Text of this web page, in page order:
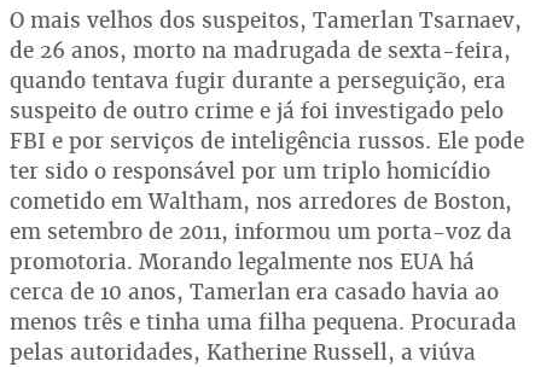
O mais velhos dos suspeitos, Tamerlan Tsarnaev,
de 26 anos, morto na madrugada de sexta-feira,
quando tentava fugir durante a perseguição, era
suspeito de outro crime e já foi investigado pelo
FBI e por serviços de inteligência russos. Ele pode
ter sido o responsável por um triplo homicídio
cometido em Waltham, nos arredores de Boston,
em setembro de 2011, informou um porta-voz da
promotoria. Morando legalmente nos EUA há
cerca de 10 anos, Tamerlan era casado havia ao
menos três e tinha uma filha pequena. Procurada
pelas autoridades, Katherine Russell, a viúva